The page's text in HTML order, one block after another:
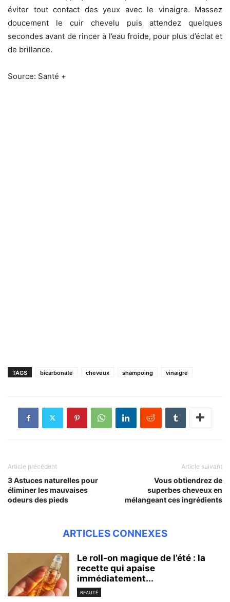
éviter tout contact des yeux avec le vinaigre. Massez
doucement le cuir chevelu puis attendez quelques
secondes avant de rincer à l’eau froide, pour plus d’éclat et
de brillance.
Source: Santé +
TAGS bicarbonate cheveux shampoing vinaigre
Article précédent
3 Astuces naturelles pour
éliminer les mauvaises
odeurs des pieds
Article suivant
Vous obtiendrez de
superbes cheveux en
mélangeant ces ingrédients
ARTICLES CONNEXES
Le roll-on magique de l’été : la
recette qui apaise
immédiatement...
BEAUTÉ